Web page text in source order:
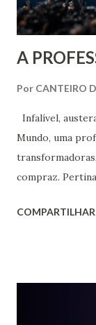
A
Por CANTEIRO
Infalível,
Mundo, uma
compraz.
os recomeços,
COMPARTILHAR